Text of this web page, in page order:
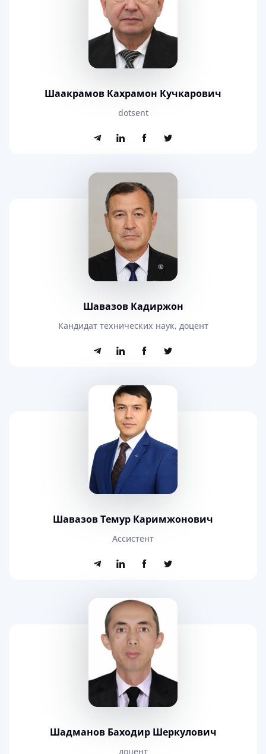
Шаакрамов Кахрамон Кучкарович
dotsent
Шавазов Кадиржон
Кандидат технических наук, доцент
Шавазов Темур Каримжонович
Ассистент
Шадманов Баходир Шеркулович
доцент